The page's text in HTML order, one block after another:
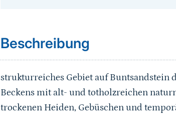
Beschreibung
strukturreiches Gebiet auf
Beckens mit alt- und totholzreichen
trockenen Heiden, Gebüschen und
Sprungmarke